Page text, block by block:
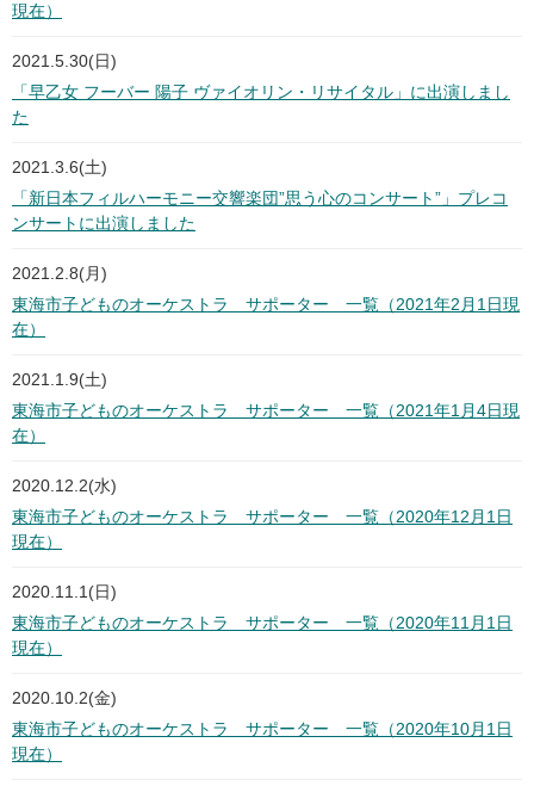
現在）
2021.5.30(日)
「早乙女 フーバー 陽子 ヴァイオリン・リサイタル」に出演しまし
た
2021.3.6(土)
「新日本フィルハーモニー交響楽団”思う心のコンサート”」プレコ
ンサートに出演しました
2021.2.8(月)
東海市子どものオーケストラ サポーター 一覧（2021年2月1日現
在）
2021.1.9(土)
東海市子どものオーケストラ サポーター 一覧（2021年1月4日現
在）
2020.12.2(水)
東海市子どものオーケストラ サポーター 一覧（2020年12月1日
現在）
2020.11.1(日)
東海市子どものオーケストラ サポーター 一覧（2020年11月1日
現在）
2020.10.2(金)
東海市子どものオーケストラ サポーター 一覧（2020年10月1日
現在）